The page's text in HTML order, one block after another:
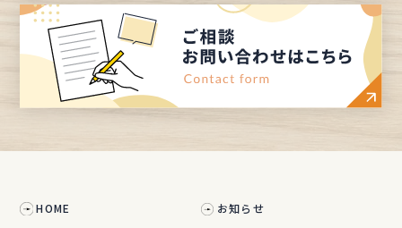
HOME
お知らせ